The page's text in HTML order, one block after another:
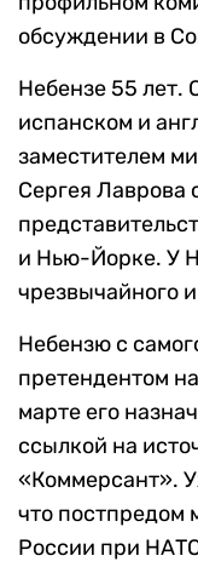
обсуждении в
Небензе 55 лет.
испанском и
заместителем
Сергея Лаврова
и Нью-Йорке. У
чрезвычайного
Небензю с
претендентом
марте его
ссылкой на
«Коммерсант».
что постпредом
России при